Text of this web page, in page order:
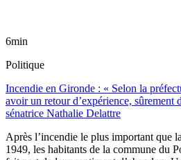
6min
Politique
Incendie en Gironde : « Selon la
avoir un retour d’expérience, sûrement
sénatrice Nathalie Delattre
Après l’incendie le plus important que
1949, les habitants de la commune du